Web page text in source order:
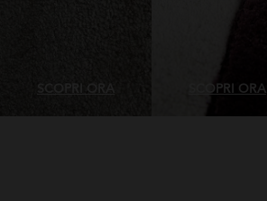
SCOPRI ORA SCOPRI ORA